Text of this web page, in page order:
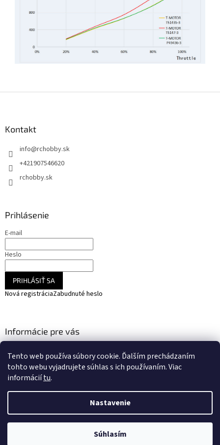
Tento web používa súbory cookie. Ďalším prechádzaním
tohto webu vyjadrujete súhlas s ich používaním. Viac
informáciítu.
Nastavenie
Súhlasím
Kontakt
info@rchobby.sk
+421907546620
rchobby.sk
Prihlásenie
E-mail
Heslo
PRIHLÁSIŤ SA
Nová registráciaZabudnuté heslo
Informácie pre vás
Moja objednávka
Vytvoril Shoptet
RC HOBBY. Všetky práva vyhradené.